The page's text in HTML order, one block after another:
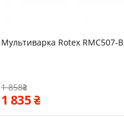
Мультиварка Rotex RMC507-B
1 858
1 835